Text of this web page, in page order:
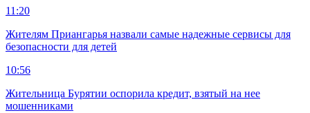
11:20
Жителям Приангарья назвали самые надежные сервисы для
безопасности для детей
10:56
Жительница Бурятии оспорила кредит, взятый на нее
мошенниками